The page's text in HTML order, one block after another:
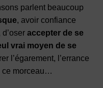
parlent beaucoup
, avoir confiance
accepter de se
vrai moyen de se
l’égarement, l’errance
ce morceau…